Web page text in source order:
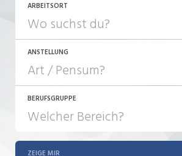
ARBEITSORT
ANSTELLUNG
JOB-TYP
Festanstellung
BERUFSGRUPPE
ZEIGE MIR